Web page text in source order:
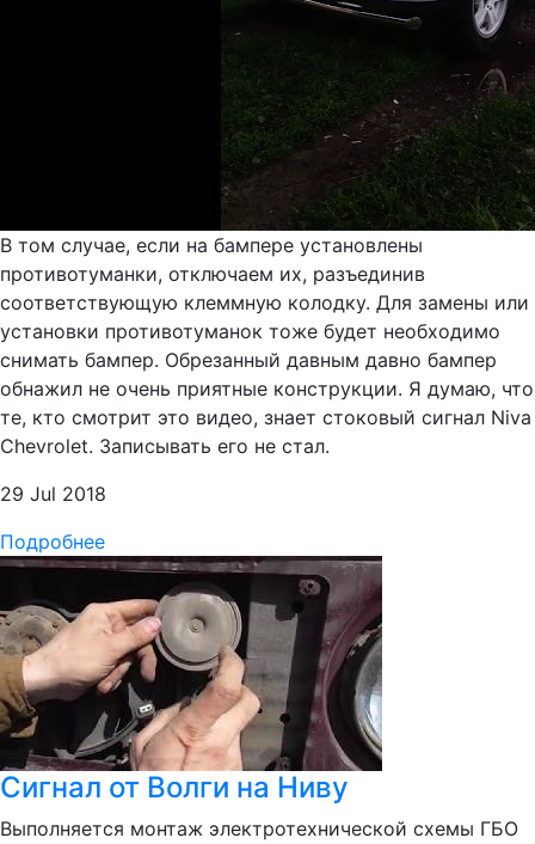
В том случае, если на бампере установлены
противотуманки, отключаем их, разъединив
соответствующую клеммную колодку. Для замены или
установки противотуманок тоже будет необходимо
снимать бампер. Обрезанный давным давно бампер
обнажил не очень приятные конструкции. Я думаю, что
те, кто смотрит это видео, знает стоковый сигнал Niva
Chevrolet. Записывать его не стал.
29 Jul 2018
Подробнее
Сигнал от Волги на Ниву
Выполняется монтаж электротехнической схемы ГБО